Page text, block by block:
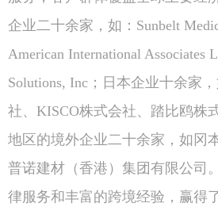
企业二十余家，如：Sunbelt
American International Associates
Solutions, Inc；日本企业十余家
社、KISCO株式会社、踏比鸥株
地区的境外企业二十余家，如冈
普诺建材（香港）集团有限公司
律服务和丰富的跨境经验，赢得